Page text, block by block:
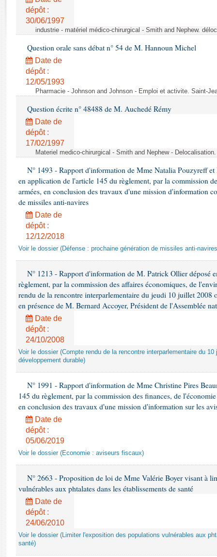
Rapports d'enquête
Rapports législatifs
Dossiers législatifs
Budget et sécurité sociale
Questions écrites et orales
dépôt :
30/06/1997
industrie - matériel médico-chirurgical - Smith and Nephew.
Question orale sans débat n° 54 de M. Hannoun Michel
Date de
dépôt :
12/05/1993
Pharmacie - Johnson and Johnson - Emploi et activite. Saint-
Question écrite n° 48488 de M. Auchedé Rémy
Date de
dépôt :
17/02/1997
Materiel medico-chirurgical - Smith and Nephew -
N° 1493 - Rapport d'information de Mme Natalia Pouzyreff
en application de l'article 145 du règlement, par la commission
armées, en conclusion des travaux d'une mission d'information
de missiles anti-navires
Date de
dépôt :
12/12/2018
Voir le dossier (Défense : prochaine génération de missiles anti-
N° 1213 - Rapport d'information de M. Patrick Ollier déposé
règlement, par la commission des affaires économiques, de
rendu de la rencontre interparlementaire du jeudi 10 juillet 2008
en présence de M. Bernard Accoyer, Président de l'Assemblée
Date de
dépôt :
24/10/2008
Voir le dossier (Compte rendu de la rencontre interparlementaire du
développement durable)
N° 1991 - Rapport d'information de Mme Christine Pires
145 du règlement, par la commission des finances, de
en conclusion des travaux d'une mission d'information sur les
Date de
dépôt :
05/06/2019
Voir le dossier (Economie : aviseurs fiscaux)
N° 2663 - Proposition de loi de Mme Valérie Boyer visant à
vulnérables aux phtalates dans les établissements de santé
Date de
dépôt :
24/06/2010
Voir le dossier (Limiter l'exposition des populations vulnérables aux
santé)